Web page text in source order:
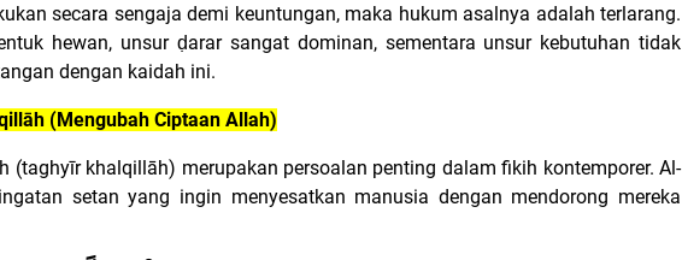
secara sengaja demi keuntungan, maka hukum asalnya adalah terlarang.
hewan, unsur ḍarar sangat dominan, sementara unsur kebutuhan tidak
dengan kaidah ini.
(Mengubah Ciptaan Allah)
(taghyīr khalqillāh) merupakan persoalan penting dalam fikih kontemporer. Al-
setan yang ingin menyesatkan manusia dengan mendorong mereka